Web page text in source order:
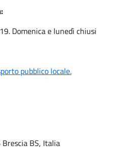
Domenica e lunedì chiusi
pubblico locale.
BS, Italia